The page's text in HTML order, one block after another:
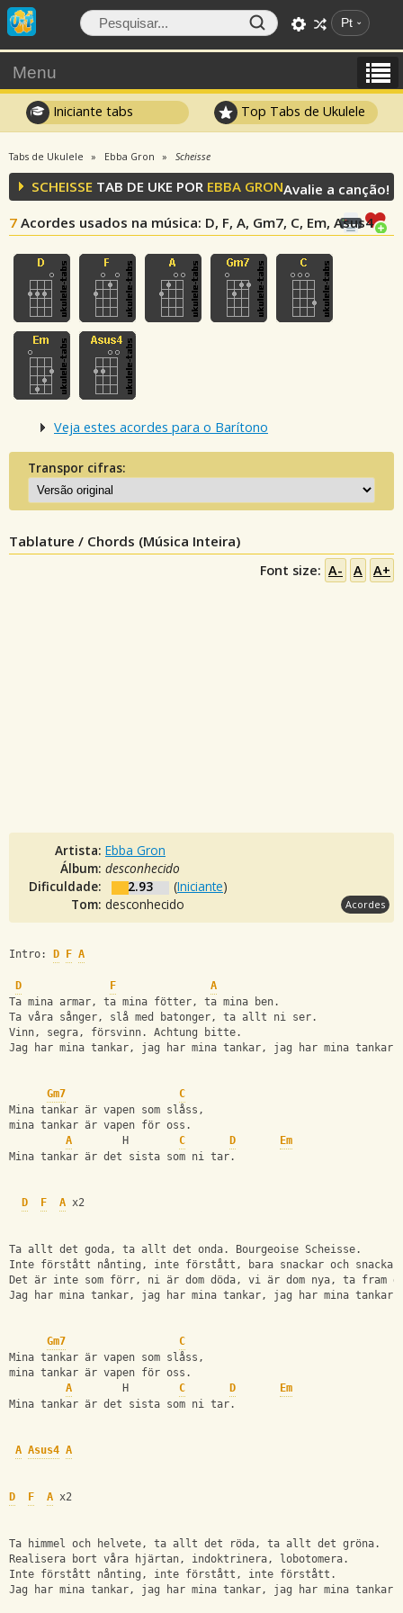
Pt
Menu
Iniciante tabs Top Tabs de Ukulele
Tabs de Ukulele Ebba Gron Scheisse
SCHEISSE TAB DE UKE POR EBBA GRON
7 Acordes usados na música: D, F, A, Gm7, C, Em, Asus4
Avalie a canção!
Veja estes acordes para o Barítono
Transpor cifras:
Tablature / Chords (Música Inteira)
Font size: A- A A+
Artista: Ebba Gron
Álbum: desconhecido
Dificuldade:
2.93 (Iniciante)
Tom: desconhecido Acordes
Intro: D F A
D F
A
Ta mina armar, ta mina fötter, ta mina ben.
Ta våra sånger, slå med batonger, ta allt ni ser.
Vinn, segra, försvinn. Achtung bitte.
Jag har mina tankar, jag har mina tankar, jag har mina
Gm7
C
Mina tankar är vapen som slåss,
mina tankar är vapen för oss.
A
        H
C D
Em
Mina tankar är det sista som ni tar.
D F A x2
Ta allt det goda, ta allt det onda. Bourgeoise Scheisse.
Inte förstått nånting, inte förstått, bara snackar och
Det är inte som förr, ni är dom döda, vi är dom nya, ta fram
Jag har mina tankar, jag har mina tankar, jag har mina
Gm7
C
Mina tankar är vapen som slåss,
mina tankar är vapen för oss.
A
        H
C D
Em
Mina tankar är det sista som ni tar.
A Asus4 A
D F A x2
Ta himmel och helvete, ta allt det röda, ta allt det gröna.
Realisera bort våra hjärtan, indoktrinera, lobotomera.
Inte förstått nånting, inte förstått, inte förstått.
Jag har mina tankar, jag har mina tankar, jag har mina